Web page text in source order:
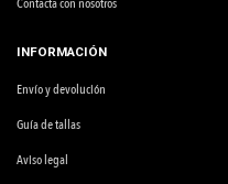
INFORMACIÓN
Envío y devolución
Guía de tallas
Aviso legal